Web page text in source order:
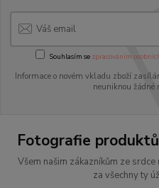
Souhlasím se zpracováním
Informace o novém vkladu zboží
neuniknou žádné
Fotografie
Všem našim zákazníkům ze
za všechny ty